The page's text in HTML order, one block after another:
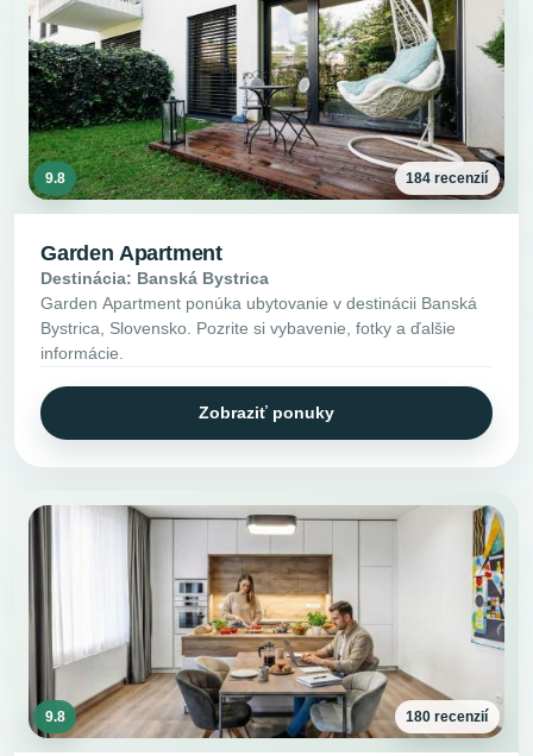
9.8 184 recenzií
Garden Apartment
Destinácia: Banská Bystrica
Garden Apartment ponúka ubytovanie v destinácii Banská
Bystrica, Slovensko. Pozrite si vybavenie, fotky a ďalšie
informácie.
Zobraziť ponuky
9.8 180 recenzií